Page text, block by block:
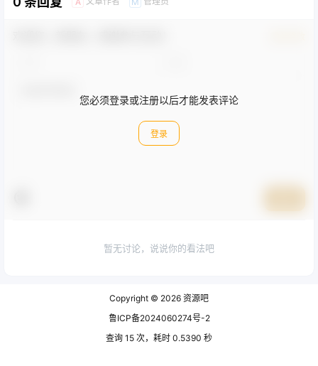
您必须登录或注册以后才能发表评论
登录
暂无讨论，说说你的看法吧
Copyright © 2026 资源吧
鲁ICP备2024060274号-2
查询 15 次，耗时 0.5390 秒